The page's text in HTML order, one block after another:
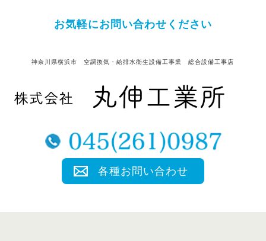
お気軽にお問い合わせください
神奈川県横浜市 空調換気・給排水衛生設備工事業 総合設備工事店
各種お問い合わせ